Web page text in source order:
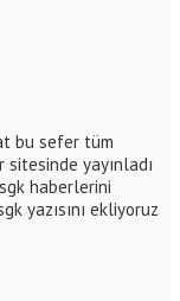
bu sefer tüm
yayınladı
haberlerini
yazısını ekliyoruz